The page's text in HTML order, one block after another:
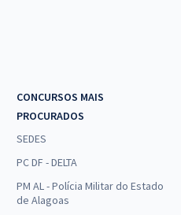
CONCURSOS MAIS
PROCURADOS
SEDES
PC DF - DELTA
PM AL - Polícia Militar do Estado
de Alagoas